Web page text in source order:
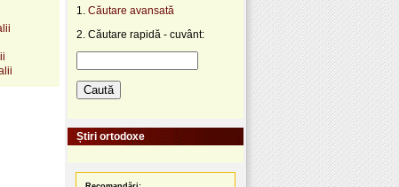
1. Căutare avansată
2. Căutare rapidă - cuvânt:
Știri ortodoxe